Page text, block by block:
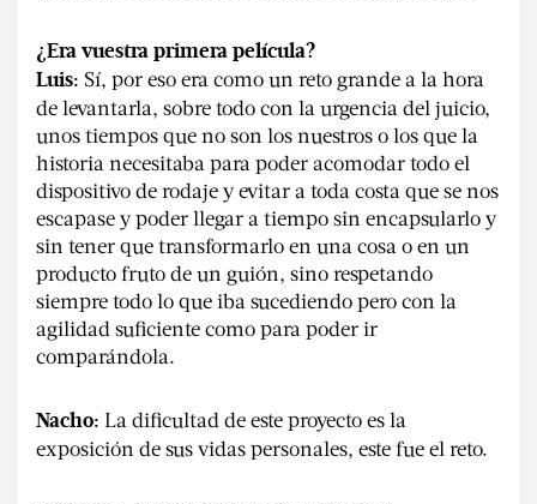
¿Era vuestra primera película?
Luis: Sí, por eso era como un reto grande a la hora
de levantarla, sobre todo con la urgencia del juicio,
unos tiempos que no son los nuestros o los que la
historia necesitaba para poder acomodar todo el
dispositivo de rodaje y evitar a toda costa que se nos
escapase y poder llegar a tiempo sin encapsularlo y
sin tener que transformarlo en una cosa o en un
producto fruto de un guión, sino respetando
siempre todo lo que iba sucediendo pero con la
agilidad suficiente como para poder ir
comparándola.
Nacho: La dificultad de este proyecto es la
exposición de sus vidas personales, este fue el reto.